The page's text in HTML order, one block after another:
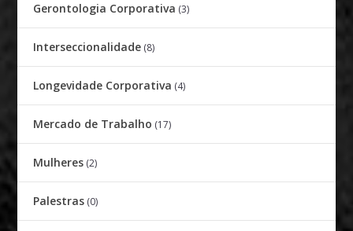
Gerontologia Corporativa (3)
Interseccionalidade (8)
Longevidade Corporativa (4)
Mercado de Trabalho (17)
Mulheres (2)
Palestras (0)